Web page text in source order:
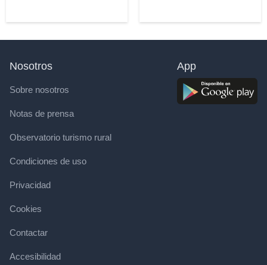
Nosotros
Sobre nosotros
Notas de prensa
Observatorio turismo rural
Condiciones de uso
Privacidad
Cookies
Contactar
Accesibilidad
App